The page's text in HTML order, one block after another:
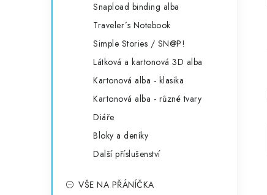
Snapload binding alba
Traveler´s Notebook
Simple Stories / SN@P!
Látková a kartonová 3D alba
Kartonová alba - klasika
Kartonová alba - různé tvary
Diáře
Bloky a deníky
Další příslušenství
VŠE NA PŘÁNÍČKA